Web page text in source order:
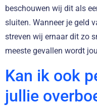
beschouwen wij dit als
sluiten. Wanneer je geld
streven wij ernaar dit zo
meeste gevallen wordt
Kan ik ook
jullie